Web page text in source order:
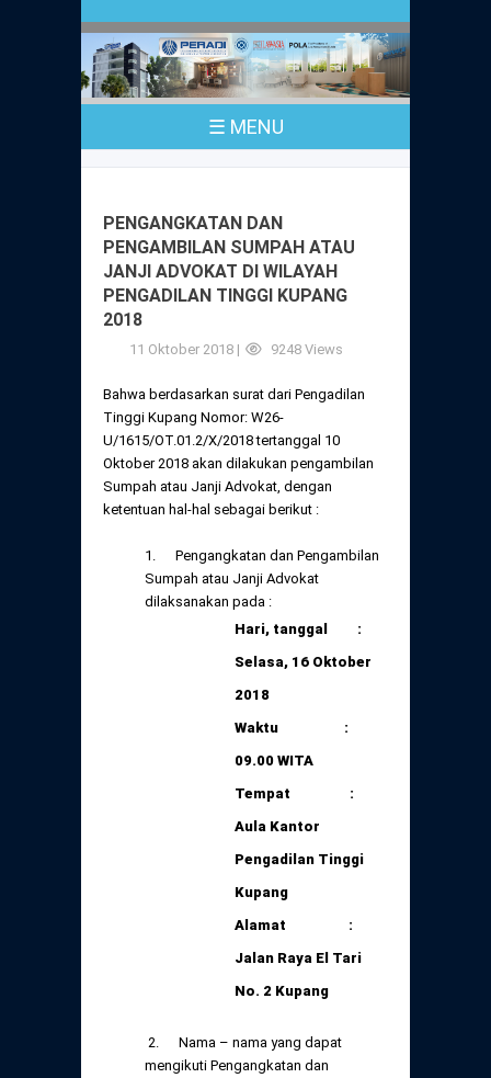
☰ MENU
Sejarah
Pusat Bantuan Hukum
Peraturan
Anggaran Dasar
Peraturan Perpindahan Domisili Anggota
Perubahan Peraturan Perpindahan Domisili
PKPA
UPA
Magang
Pengangkatan & Pengambilan Sumpah
Pengumuman
Dewan Kehormatan
Dewan Kehormatan Pusat
Peraturan Pelaksanaan
Daftar Perkara Dewan Kehormatan Pusat
Daftar Perkara Dewan Kehormatan Daerah
Komisi Pengawas
Komisi Pengawas Pusat
Komisi Pengawas Daerah
Peraturan Pelaksanaan
Certificate of Good Standing (COGS)
PENGANGKATAN DAN
PENGAMBILAN SUMPAH ATAU
JANJI ADVOKAT DI WILAYAH
PENGADILAN TINGGI KUPANG
2018
11 Oktober 2018 | 9248 Views
Bahwa berdasarkan surat dari Pengadilan
Tinggi Kupang Nomor: W26-
U/1615/OT.01.2/X/2018 tertanggal 10
Oktober 2018 akan dilakukan pengambilan
Sumpah atau Janji Advokat, dengan
ketentuan hal-hal sebagai berikut :
1. Pengangkatan dan Pengambilan
Sumpah atau Janji Advokat
dilaksanakan pada :
Hari, tanggal :
Selasa, 16 Oktober
2018
Waktu :
09.00 WITA
Tempat :
Aula Kantor
Pengadilan Tinggi
Kupang
Alamat :
Jalan Raya El Tari
No. 2 Kupang
2. Nama – nama yang dapat
mengikuti Pengangkatan dan